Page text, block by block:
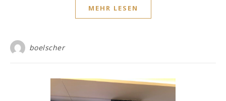
MEHR LESEN
boelscher